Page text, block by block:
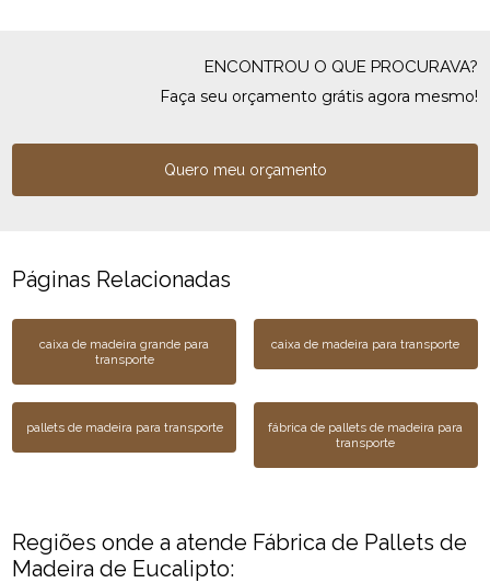
ENCONTROU O QUE PROCURAVA?
Faça seu orçamento grátis agora mesmo!
Quero meu orçamento
Páginas Relacionadas
caixa de madeira grande para
transporte
caixa de madeira para transporte
pallets de madeira para transporte
fábrica de pallets de madeira para
transporte
Regiões onde a atende Fábrica de Pallets de
Madeira de Eucalipto: